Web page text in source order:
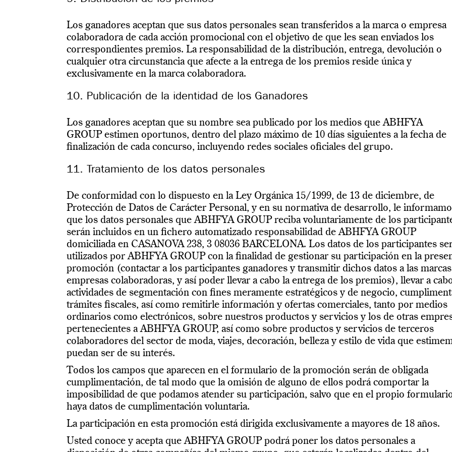
Los ganadores aceptan que sus datos personales sean transferidos a la marca o empresa
colaboradora de cada acción promocional con el objetivo de que les sean enviados los
correspondientes premios. La responsabilidad de la distribución, entrega, devolución o
cualquier otra circunstancia que afecte a la entrega de los premios reside única y
exclusivamente en la marca colaboradora.
10. Publicación de la identidad de los Ganadores
Los ganadores aceptan que su nombre sea publicado por los medios que ABHFYA
GROUP estimen oportunos, dentro del plazo máximo de 10 días siguientes a la fecha de
finalización de cada concurso, incluyendo redes sociales oficiales del grupo.
11. Tratamiento de los datos personales
De conformidad con lo dispuesto en la Ley Orgánica 15/1999, de 13 de diciembre, de
Protección de Datos de Carácter Personal, y en su normativa de desarrollo, le
que los datos personales que ABHFYA GROUP reciba voluntariamente de los
serán incluidos en un fichero automatizado responsabilidad de ABHFYA GROUP
domiciliada en CASANOVA 238, 3 08036 BARCELONA. Los datos de los participantes
utilizados por ABHFYA GROUP con la finalidad de gestionar su participación en la
promoción (contactar a los participantes ganadores y transmitir dichos datos a las
empresas colaboradoras, y así poder llevar a cabo la entrega de los premios), llevar a
actividades de segmentación con fines meramente estratégicos y de negocio,
trámites fiscales, así como remitirle información y ofertas comerciales, tanto por medios
ordinarios como electrónicos, sobre nuestros productos y servicios y los de otras
pertenecientes a ABHFYA GROUP, así como sobre productos y servicios de terceros
colaboradores del sector de moda, viajes, decoración, belleza y estilo de vida que
puedan ser de su interés.
Todos los campos que aparecen en el formulario de la promoción serán de obligada
cumplimentación, de tal modo que la omisión de alguno de ellos podrá comportar la
imposibilidad de que podamos atender su participación, salvo que en el propio
haya datos de cumplimentación voluntaria.
La participación en esta promoción está dirigida exclusivamente a mayores de 18 años.
Usted conoce y acepta que ABHFYA GROUP podrá poner los datos personales a